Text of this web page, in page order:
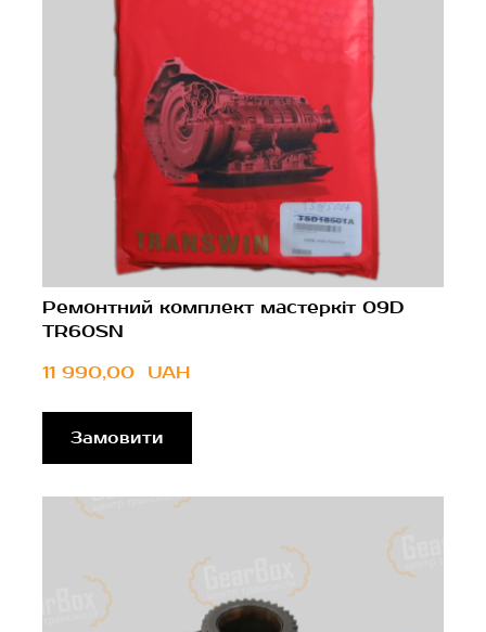
Ремонтний комплект мастеркіт 09D
TR60SN
11 990,00  UAH
Замовити